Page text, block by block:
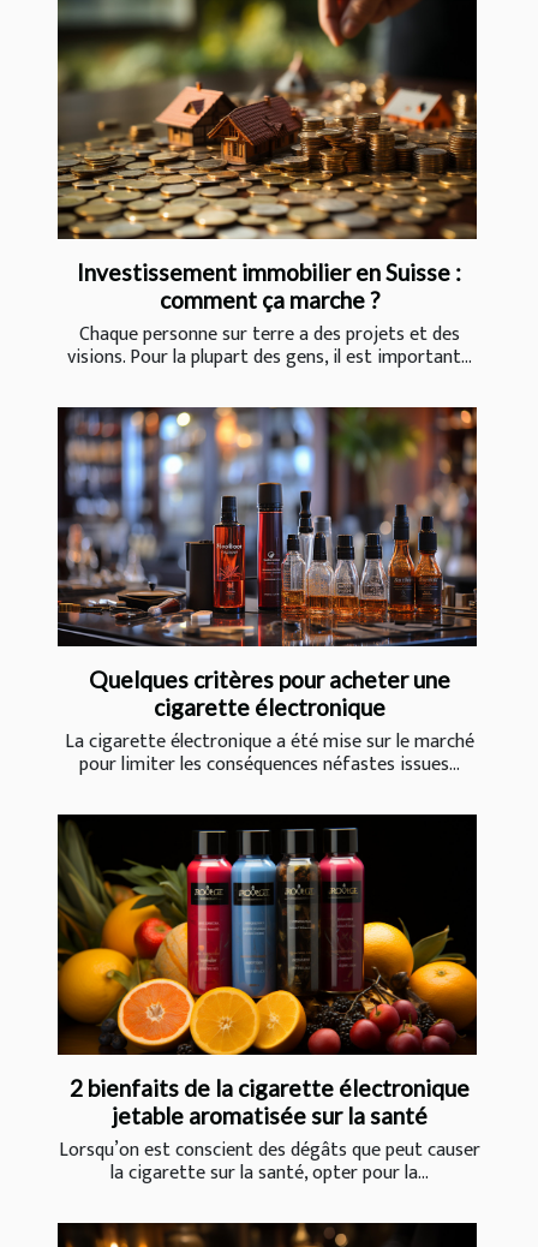
Investissement immobilier en Suisse :
comment ça marche ?
Chaque personne sur terre a des projets et des
visions. Pour la plupart des gens, il est important...
Quelques critères pour acheter une
cigarette électronique
La cigarette électronique a été mise sur le marché
pour limiter les conséquences néfastes issues...
2 bienfaits de la cigarette électronique
jetable aromatisée sur la santé
Lorsqu’on est conscient des dégâts que peut causer
la cigarette sur la santé, opter pour la...